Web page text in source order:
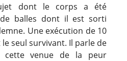
dont le corps a été
balles dont il est sorti
Une exécution de 10
seul survivant. Il parle de
cette venue de la peur